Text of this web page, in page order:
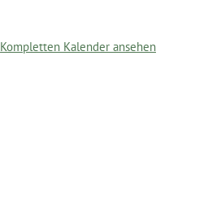
Kompletten Kalender ansehen